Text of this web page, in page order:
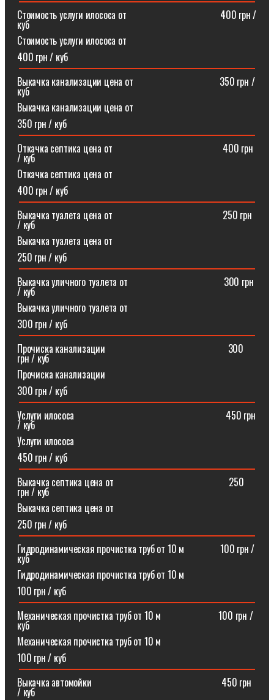
Стоимость услуги илососа от⠀⠀⠀⠀⠀⠀⠀⠀⠀⠀⠀⠀⠀400 грн /
куб
Стоимость услуги илососа от
400 грн / куб
Выкачка канализации цена от⠀⠀⠀⠀⠀⠀⠀⠀⠀⠀⠀⠀350 грн /
куб
Выкачка канализации цена от
350 грн / куб
Откачка септика цена от ⠀⠀⠀⠀⠀⠀⠀⠀⠀⠀⠀⠀⠀⠀⠀400 грн
/ куб
Откачка септика цена от
400 грн / куб
Выкачка туалета цена от ⠀⠀⠀⠀⠀⠀⠀⠀⠀⠀⠀⠀⠀⠀⠀250 грн
/ куб
Выкачка туалета цена от
250 грн / куб
Выкачка уличного туалета от ⠀⠀⠀⠀⠀⠀⠀⠀⠀⠀⠀⠀⠀300 грн
/ куб
Выкачка уличного туалета от
300 грн / куб
Прочиска канализации⠀⠀⠀⠀⠀⠀⠀⠀⠀⠀⠀⠀⠀⠀⠀⠀⠀300
грн / куб
Прочиска канализации
300 грн / куб
Услуги илососа⠀⠀⠀⠀⠀⠀⠀⠀⠀⠀⠀⠀⠀⠀⠀⠀⠀⠀⠀⠀⠀450 грн
/ куб
Услуги илососа
450 грн / куб
Выкачка септика цена от⠀⠀⠀⠀⠀⠀⠀⠀⠀⠀⠀⠀⠀⠀⠀⠀250
грн / куб
Выкачка септика цена от
250 грн / куб
Гидродинамическая прочистка труб от 10 м⠀⠀⠀⠀⠀100 грн /
куб
Гидродинамическая прочистка труб от 10 м
100 грн / куб
Механическая прочистка труб от 10 м⠀⠀⠀⠀⠀⠀⠀⠀100 грн /
куб
Механическая прочистка труб от 10 м
100 грн / куб
Выкачка автомойки⠀⠀⠀⠀⠀⠀⠀⠀⠀⠀⠀⠀⠀⠀⠀⠀⠀⠀450 грн
/ куб